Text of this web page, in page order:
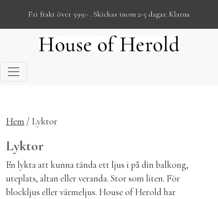
Fri frakt över 599:- . Skickas inom 2-5 dagar. Klarna
Hoppa till innehåll
Hem / Lyktor
Lyktor
En lykta att kunna tända ett ljus i på din balkong,
uteplats, altan eller veranda. Stor som liten. För
blockljus eller värmeljus. House of Herold har